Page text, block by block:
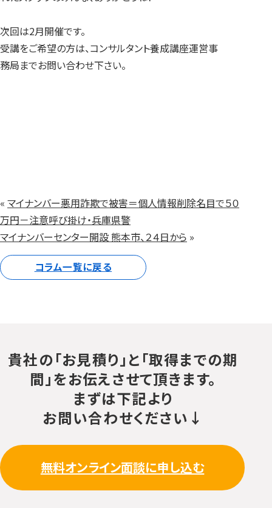
次回は2月開催です。
受講をご希望の方は、コンサルタント養成講座運営事
務局までお問い合わせ下さい。
« マイナンバー悪用詐欺で被害＝個人情報削除名目で５０
万円－注意呼び掛け・兵庫県警
マイナンバーセンター開設 熊本市、２４日から »
コラム一覧に戻る
貴社の「お見積り」と「取得までの期
間」をお伝えさせて頂きます。
まずは下記より
お問い合わせください↓
無料オンライン面談に申し込む